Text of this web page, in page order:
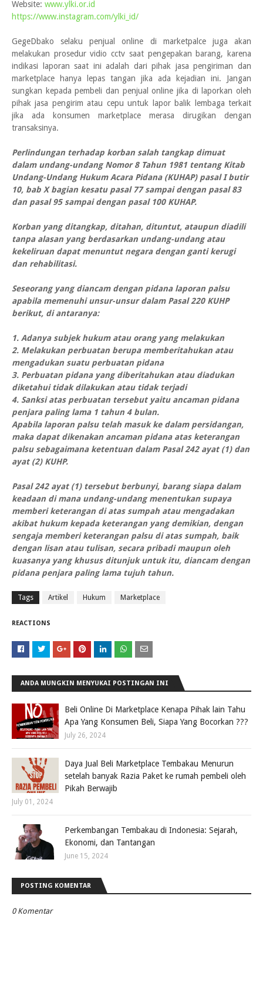
Website: www.ylki.or.id
https://www.instagram.com/ylki_id/
GegeDbako selaku penjual online di marketpalce juga akan
melakukan prosedur vidio cctv saat pengepakan barang, karena
indikasi laporan saat ini adalah dari pihak jasa pengiriman dan
marketplace hanya lepas tangan jika ada kejadian ini. Jangan
sungkan kepada pembeli dan penjual online jika di laporkan oleh
pihak jasa pengirim atau cepu untuk lapor balik lembaga terkait
jika ada konsumen marketplace merasa dirugikan dengan
transaksinya.
Perlindungan terhadap korban salah tangkap dimuat
dalam undang-undang Nomor 8 Tahun 1981 tentang Kitab
Undang-Undang Hukum Acara Pidana (KUHAP) pasal I butir
10, bab X bagian kesatu pasal 77 sampai dengan pasal 83
dan pasal 95 sampai dengan pasal 100 KUHAP.
Korban yang ditangkap, ditahan, dituntut, ataupun diadili
tanpa alasan yang berdasarkan undang-undang atau
kekeliruan dapat menuntut negara dengan ganti kerugi
dan rehabilitasi.
Seseorang yang diancam dengan pidana laporan palsu
apabila memenuhi unsur-unsur dalam Pasal 220 KUHP
berikut, di antaranya:
1. Adanya subjek hukum atau orang yang melakukan
2. Melakukan perbuatan berupa memberitahukan atau
mengadukan suatu perbuatan pidana
3. Perbuatan pidana yang diberitahukan atau diadukan
diketahui tidak dilakukan atau tidak terjadi
4. Sanksi atas perbuatan tersebut yaitu ancaman pidana
penjara paling lama 1 tahun 4 bulan.
Apabila laporan palsu telah masuk ke dalam persidangan,
maka dapat dikenakan ancaman pidana atas keterangan
palsu sebagaimana ketentuan dalam Pasal 242 ayat (1) dan
ayat (2) KUHP.
Pasal 242 ayat (1) tersebut berbunyi, barang siapa dalam
keadaan di mana undang-undang menentukan supaya
memberi keterangan di atas sumpah atau mengadakan
akibat hukum kepada keterangan yang demikian, dengan
sengaja memberi keterangan palsu di atas sumpah, baik
dengan lisan atau tulisan, secara pribadi maupun oleh
kuasanya yang khusus ditunjuk untuk itu, diancam dengan
pidana penjara paling lama tujuh tahun.
Tags Artikel Hukum Marketplace
REACTIONS
ANDA MUNGKIN MENYUKAI POSTINGAN INI
Beli Online Di Marketplace Kenapa Pihak lain Tahu
Apa Yang Konsumen Beli, Siapa Yang Bocorkan ???
July 26, 2024
Daya Jual Beli Marketplace Tembakau Menurun
setelah banyak Razia Paket ke rumah pembeli oleh
Pikah Berwajib
July 01, 2024
Perkembangan Tembakau di Indonesia: Sejarah,
Ekonomi, dan Tantangan
June 15, 2024
POSTING KOMENTAR
0 Komentar